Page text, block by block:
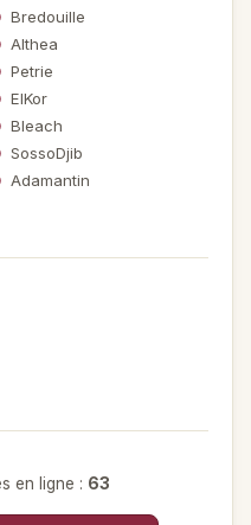
Bredouille
Althea
Petrie
ElKor
Bleach
SossoDjib
Adamantin
en ligne : 63